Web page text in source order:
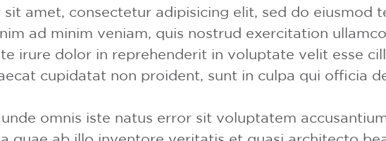
sit amet, consectetur adipisicing elit, sed do eiusmod
ad minim veniam, quis nostrud exercitation
irure dolor in reprehenderit in voluptate velit esse
cupidatat non proident, sunt in culpa qui officia
omnis iste natus error sit voluptatem